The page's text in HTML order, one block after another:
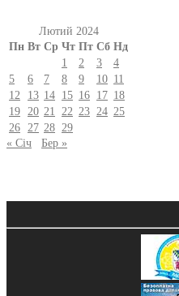
Лютий 2024
Пн Вт Ср Чт Пт Сб Нд
1
2 3
4
5
6 7 8 9 10 11
12
13 14 15 16 17 18
19
20 21 22 23 24 25
26
27 28 29
« Січ
Бер »